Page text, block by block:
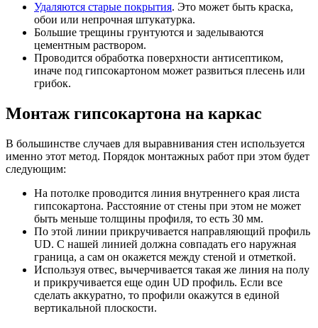
Удаляются старые покрытия. Это может быть краска,
обои или непрочная штукатурка.
Большие трещины грунтуются и заделываются
цементным раствором.
Проводится обработка поверхности антисептиком,
иначе под гипсокартоном может развиться плесень или
грибок.
Монтаж гипсокартона на каркас
В большинстве случаев для выравнивания стен используется
именно этот метод. Порядок монтажных работ при этом будет
следующим:
На потолке проводится линия внутреннего края листа
гипсокартона. Расстояние от стены при этом не может
быть меньше толщины профиля, то есть 30 мм.
По этой линии прикручивается направляющий профиль
UD. С нашей линией должна совпадать его наружная
граница, а сам он окажется между стеной и отметкой.
Используя отвес, вычерчивается такая же линия на полу
и прикручивается еще один UD профиль. Если все
сделать аккуратно, то профили окажутся в единой
вертикальной плоскости.